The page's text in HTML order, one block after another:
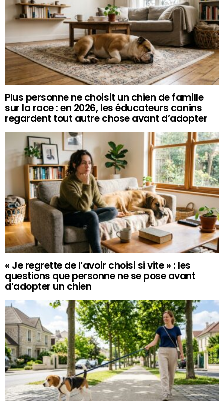
Plus personne ne choisit un chien de famille
sur la race : en 2026, les éducateurs canins
regardent tout autre chose avant d’adopter
« Je regrette de l’avoir choisi si vite » : les
questions que personne ne se pose avant
d’adopter un chien